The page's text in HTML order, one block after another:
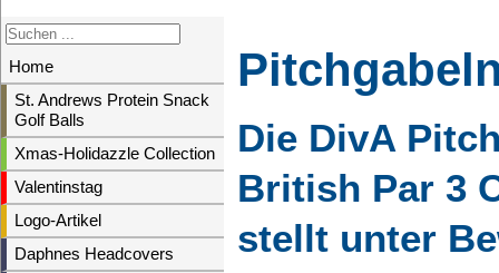
Home
St. Andrews Protein Snack
Golf Balls
Xmas-Holidazzle Collection
Valentinstag
Logo-Artikel
Daphnes Headcovers
Die DivA
British Par 3
stellt unter